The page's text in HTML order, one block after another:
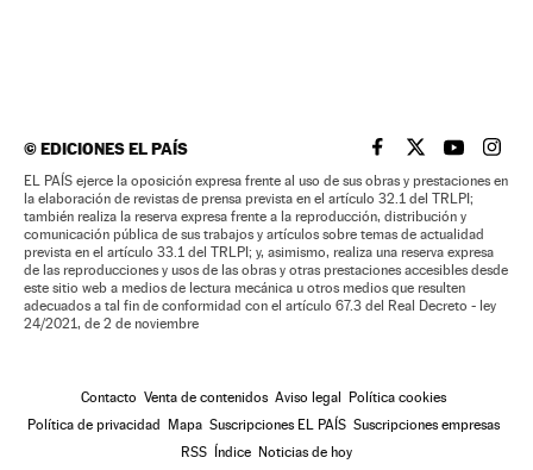
©EDICIONES EL PAÍS EL PAÍS BRASIL EN
EL PAÍSEL PAÍS
EL
EL PAÍS ejerce la oposición expresa frente al uso de sus obras y prestaciones en
la elaboración de revistas de prensa prevista en el artículo 32.1 del TRLPI;
también realiza la reserva expresa frente a la reproducción, distribución y
comunicación pública de sus trabajos y artículos sobre temas de actualidad
prevista en el artículo 33.1 del TRLPI; y, asimismo, realiza una reserva expresa
de las reproducciones y usos de las obras y otras prestaciones accesibles desde
este sitio web a medios de lectura mecánica u otros medios que resulten
adecuados a tal fin de conformidad con el artículo 67.3 del Real Decreto - ley
24/2021, de 2 de noviembre
Contacto Venta de contenidos Aviso legal
Política cookies
Política de privacidad
Mapa Suscripciones EL PAÍS Suscripciones empresas
RSS
Índice Noticias de hoy